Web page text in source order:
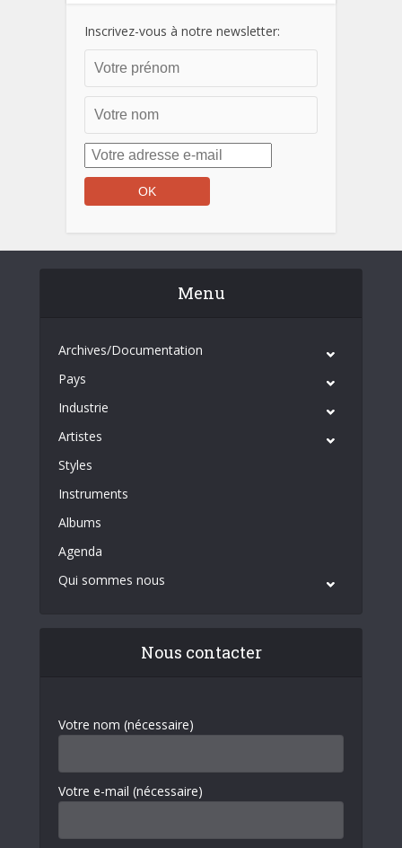
Inscrivez-vous à notre newsletter:
Menu
Archives/Documentation
Pays
Industrie
Artistes
Styles
Instruments
Albums
Agenda
Qui sommes nous
Nous contacter
Votre nom (nécessaire)
Votre e-mail (nécessaire)